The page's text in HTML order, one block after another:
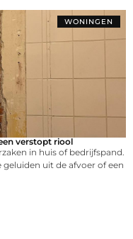
WONINGEN
verstopt riool
in huis of bedrijfspand.
uit de afvoer of een